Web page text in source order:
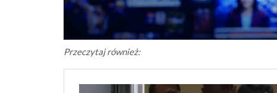
Przeczytaj również: